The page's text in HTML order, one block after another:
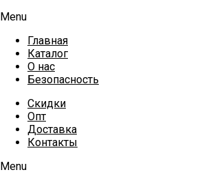
Menu
Главная
Каталог
О нас
Безопасность
Скидки
Опт
Доставка
Контакты
Menu